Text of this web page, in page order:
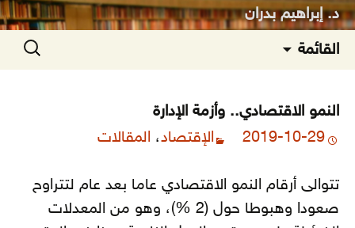
د. إبراهيم بدران
القائمة
إلى
البحث
عن:
النمو الاقتصادي.. وأزمة الإدارة
2019-10-29
الإقتصاد، المقالات
تتوالى أرقام النمو الاقتصادي عاما بعد عام لتتراوح
صعودا وهبوطا حول (2 %)، وهو من المعدلات